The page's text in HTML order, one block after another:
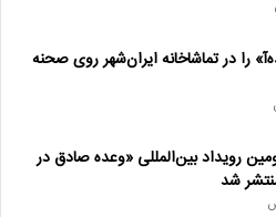
را در تماشاخانه ایران‌شهر روی صحنه
رویداد بین‌المللی «وعده صادق در
شد